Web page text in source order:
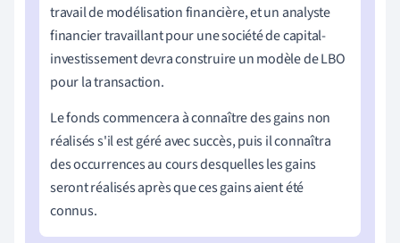
travail de modélisation financière, et un analyste
financier travaillant pour une société de capital-
investissement devra construire un modèle de LBO
pour la transaction.
Le fonds commencera à connaître des gains non
réalisés s'il est géré avec succès, puis il connaîtra
des occurrences au cours desquelles les gains
seront réalisés après que ces gains aient été
connus.